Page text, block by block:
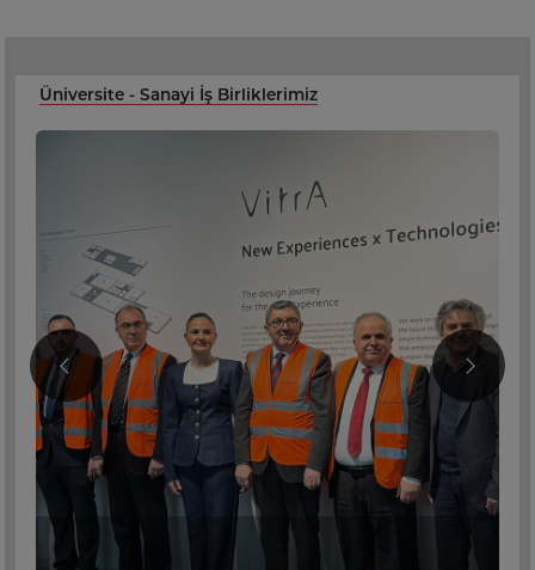
Üniversite - Sanayi İş Birliklerimiz